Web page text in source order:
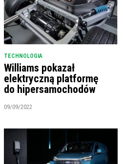
TECHNOLOGIA
Williams pokazał
elektryczną platformę
do hipersamochodów
09/09/2022